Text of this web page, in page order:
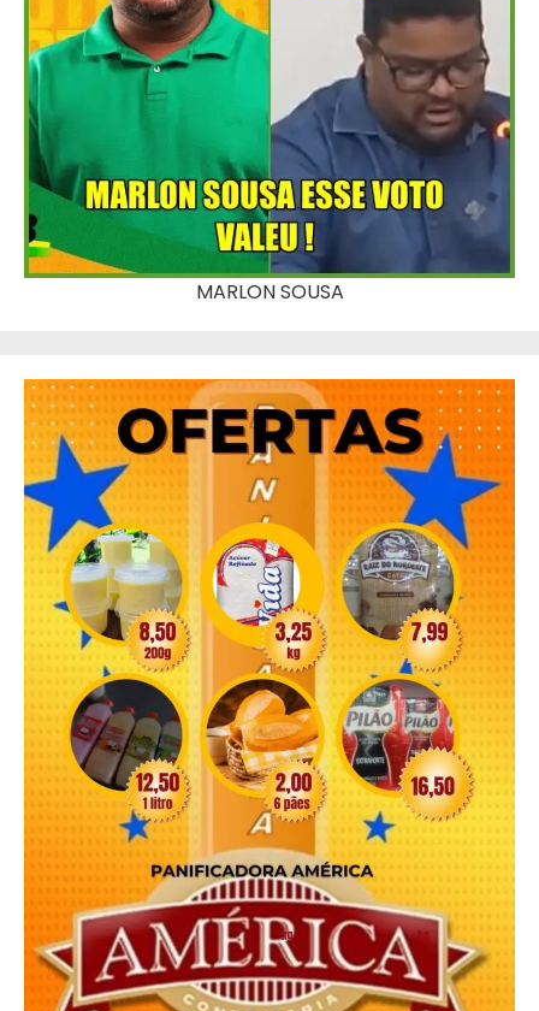
MARLON SOUSA